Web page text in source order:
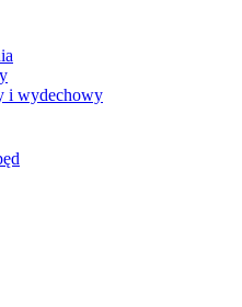
i wydechowy